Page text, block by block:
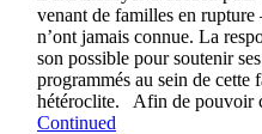
venant de familles en rupture
n’ont jamais connue. La
son possible pour soutenir
programmés au sein de cette
hétéroclite. Afin de pouvoir
Continued